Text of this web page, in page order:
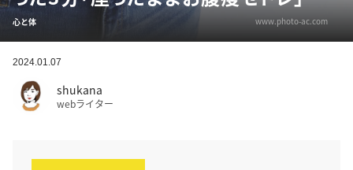
心と体 www.photo-ac.com
2024.01.07
shukana
webライター